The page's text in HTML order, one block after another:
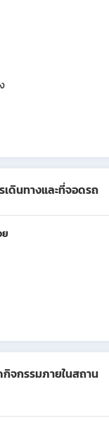
เดินทางและที่จอดรถ
จกรรมภายในสถาน